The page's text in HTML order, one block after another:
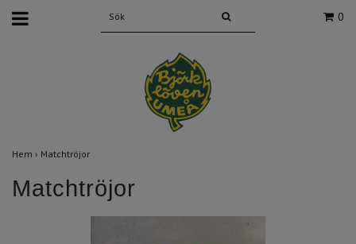
0
Hem › Matchtröjor
Matchtröjor